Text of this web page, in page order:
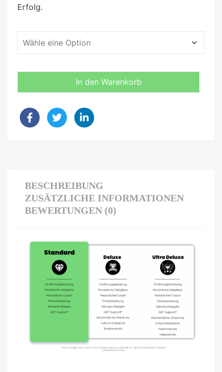
Erfolg.
In den Warenkorb
BESCHREIBUNG
ZUSÄTZLICHE INFORMATIONEN
BEWERTUNGEN (0)